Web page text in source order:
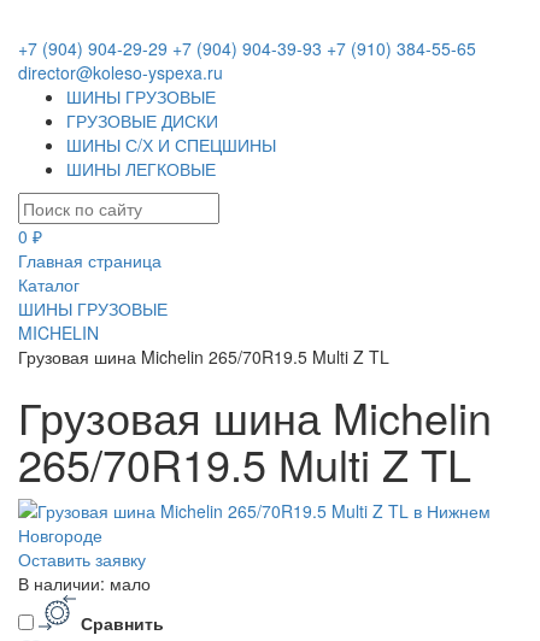
+7 (904) 904-29-29 +7 (904) 904-39-93 +7 (910) 384-55-65
director@koleso-yspexa.ru
ШИНЫ ГРУЗОВЫЕ
ГРУЗОВЫЕ ДИСКИ
ШИНЫ С/Х И СПЕЦШИНЫ
ШИНЫ ЛЕГКОВЫЕ
0 ₽
Главная страница
Каталог
ШИНЫ ГРУЗОВЫЕ
MICHELIN
Грузовая шина Michelin 265/70R19.5 Multi Z TL
Грузовая шина Michelin
265/70R19.5 Multi Z TL
Оставить заявку
В наличии: мало
Сравнить